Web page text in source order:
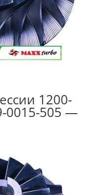
1200-
0015-505 —